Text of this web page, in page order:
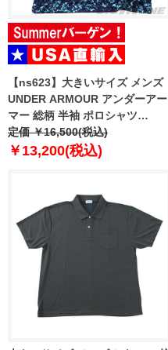
【ns623】大きいサイズ メンズ
UNDER ARMOUR アンダーアー
マー 総柄 半袖 ポロシャツ
MATCHPLAY PRINTED POLO
USA直輸入 6009800-411
定価 ￥16,500(税込)
￥13,200(税込)